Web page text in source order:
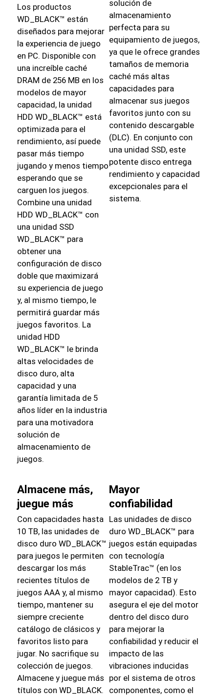
Los productos
WD_BLACK™ están
diseñados para mejorar
la experiencia de juego
en PC. Disponible con
una increíble caché
DRAM de 256 MB en los
modelos de mayor
capacidad, la unidad
HDD WD_BLACK™ está
optimizada para el
rendimiento, así puede
pasar más tiempo
jugando y menos tiempo
esperando que se
carguen los juegos.
Combine una unidad
HDD WD_BLACK™ con
una unidad SSD
WD_BLACK™ para
obtener una
configuración de disco
doble que maximizará
su experiencia de juego
y, al mismo tiempo, le
permitirá guardar más
juegos favoritos. La
unidad HDD
WD_BLACK™ le brinda
altas velocidades de
disco duro, alta
capacidad y una
garantía limitada de 5
años líder en la industria
para una motivadora
solución de
almacenamiento de
juegos.
solución de
almacenamiento
perfecta para su
equipamiento de juegos,
ya que le ofrece grandes
tamaños de memoria
caché más altas
capacidades para
almacenar sus juegos
favoritos junto con su
contenido descargable
(DLC). En conjunto con
una unidad SSD, este
potente disco entrega
rendimiento y capacidad
excepcionales para el
sistema.
Almacene más,
juegue más
Con capacidades hasta
10 TB, las unidades de
disco duro WD_BLACK™
para juegos le permiten
descargar los más
recientes títulos de
juegos AAA y, al mismo
tiempo, mantener su
siempre creciente
catálogo de clásicos y
favoritos listo para
jugar. No sacrifique su
colección de juegos.
Almacene y juegue más
títulos con WD_BLACK.
Mayor
confiabilidad
Las unidades de disco
duro WD_BLACK™ para
juegos están equipadas
con tecnología
StableTrac™ (en los
modelos de 2 TB y
mayor capacidad). Esto
asegura el eje del motor
dentro del disco duro
para mejorar la
confiabilidad y reducir el
impacto de las
vibraciones inducidas
por el sistema de otros
componentes, como el